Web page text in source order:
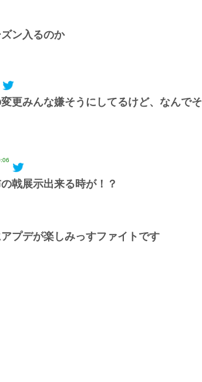
ン入るのか
変更みんな嫌そうにしてるけど、なんでそ
戟展示出来る時が！？
プデが楽しみっすファイトです